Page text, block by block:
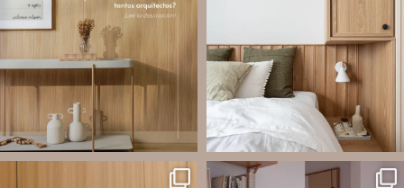
combinan estética, practicidad y
desempeño en un solo producto.
...
pared Santa Luzia pueden ser la
Líneas como Waves, Gizé y...
1 0
santaluzia.es